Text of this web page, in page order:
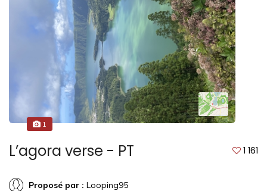
1
L’agora verse - PT 1 161
Proposé par : Looping95